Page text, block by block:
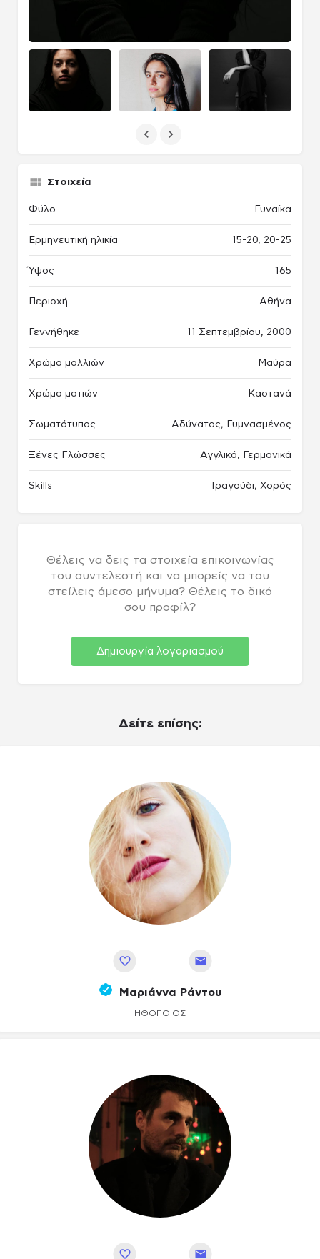
Στοιχεία
Φύλο Γυναίκα
Ερμηνευτική ηλικία 15-20, 20-25
Ύψος 165
Περιοχή Αθήνα
Γεννήθηκε 11 Σεπτεμβρίου, 2000
Χρώμα μαλλιών Μαύρα
Χρώμα ματιών Καστανά
Σωματότυπος Αδύνατος, Γυμνασμένος
Ξένες Γλώσσες Αγγλικά, Γερμανικά
Skills Τραγούδι, Χορός
Θέλεις να δεις τα στοιχεία επικοινωνίας
του συντελεστή και να μπορείς να του
στείλεις άμεσο μήνυμα? Θέλεις το δικό
σου προφίλ?
Δημιουργία λογαριασμού
Δείτε επίσης:
Μαριάννα Ράντου
ΗΘΟΠΟΙΌΣ